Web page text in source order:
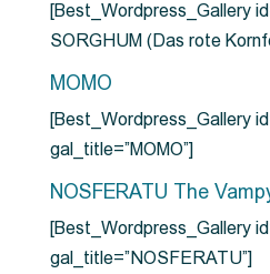
[Best_Wordpress_Gallery
SORGHUM (Das rote
MOMO
[Best_Wordpress_Gallery
gal_title=”MOMO”]
NOSFERATU The
[Best_Wordpress_Gallery
gal_title=”NOSFERATU”]